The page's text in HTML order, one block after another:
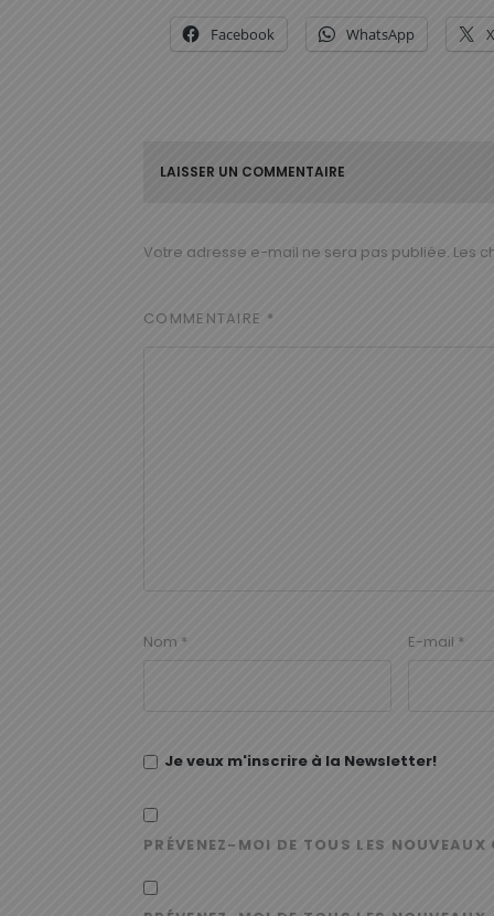
Facebook WhatsApp X
LAISSER UN COMMENTAIRE
Votre adresse e-mail ne sera pas publiée. Les
COMMENTAIRE *
Nom * E-mail *
Je veux m'inscrire à la Newsletter!
PRÉVENEZ-MOI DE TOUS LES